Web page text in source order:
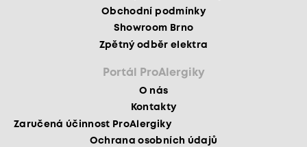
Obchodní podmínky
Showroom Brno
Zpětný odběr elektra
Portál ProAlergiky
O nás
Kontakty
Zaručená účinnost ProAlergiky
Ochrana osobních údajů